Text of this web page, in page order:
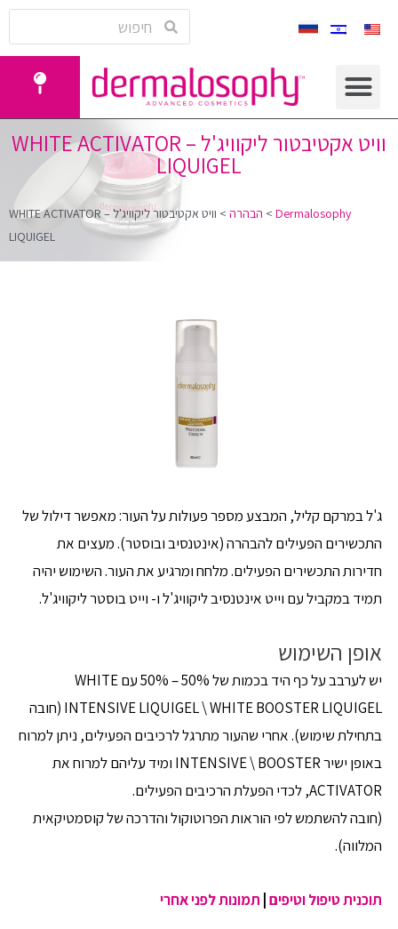
וויט אקטיבטור ליקוויג'ל – WHITE ACTIVATOR
LIQUIGEL
Dermalosophy
> הבהרה >
וויט אקטיבטור ליקוויג'ל – WHITE ACTIVATOR
LIQUIGEL
ג'ל במרקם קליל, המבצע מספר פעולות על העור: מאפשר דילול של
התכשירים הפעילים להבהרה (אינטנסיב ובוסטר). מעצים את
חדירות התכשירים הפעילים. מלחח ומרגיע את העור. השימוש יהיה
תמיד במקביל עם וייט אינטנסיב ליקוויג'ל ו- וייט בוסטר ליקוויג'ל.
אופן השימוש
יש לערבב על כף היד בכמות של 50% – 50% עם WHITE
INTENSIVE LIQUIGEL \ WHITE BOOSTER LIQUIGEL (חובה
בתחילת שימוש). אחרי שהעור מתרגל לרכיבים הפעילים, ניתן למרוח
באופן ישיר INTENSIVE \ BOOSTER ומיד עליהם למרוח את
ACTIVATOR, לכדי הפעלת הרכיבים הפעילים.
(חובה להשתמש לפי הוראות הפרוטוקול והדרכה של קוסמטיקאית
המלווה).
תוכנית טיפול וטיפים תמונות לפני אחרי